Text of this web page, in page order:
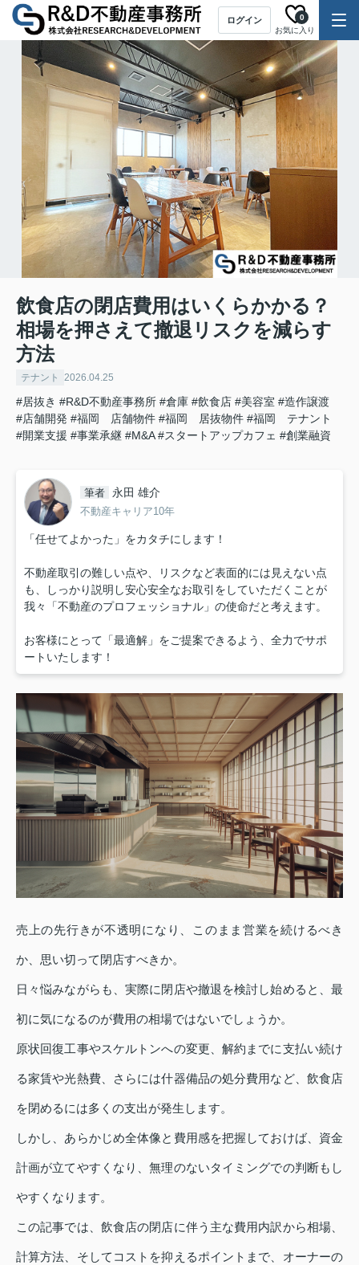
ログイン
お気に入り
0
飲食店の閉店費用はいくらかかる？
相場を押さえて撤退リスクを減らす
方法
テナント 2026.04.25
#居抜き #R&D不動産事務所 #倉庫 #飲食店 #美容室 #造作譲渡
#店舗開発 #福岡 店舗物件 #福岡 居抜物件 #福岡 テナント
#開業支援 #事業承継 #M&A #スタートアップカフェ #創業融資
筆者 永田 雄介
不動産キャリア10年
「任せてよかった」をカタチにします！
不動産取引の難しい点や、リスクなど表面的には見えない点
も、しっかり説明し安心安全なお取引をしていただくことが
我々「不動産のプロフェッショナル」の使命だと考えます。
お客様にとって「最適解」をご提案できるよう、全力でサポ
ートいたします！
売上の先行きが不透明になり、このまま営業を続けるべき
か、思い切って閉店すべきか。
日々悩みながらも、実際に閉店や撤退を検討し始めると、最
初に気になるのが費用の相場ではないでしょうか。
原状回復工事やスケルトンへの変更、解約までに支払い続け
る家賃や光熱費、さらには什器備品の処分費用など、飲食店
を閉めるには多くの支出が発生します。
しかし、あらかじめ全体像と費用感を把握しておけば、資金
計画が立てやすくなり、無理のないタイミングでの判断もし
やすくなります。
この記事では、飲食店の閉店に伴う主な費用内訳から相場、
計算方法、そしてコストを抑えるポイントまで、オーナーの